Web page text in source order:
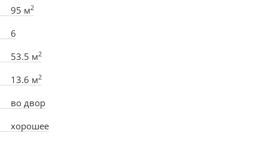
95 м2
6
53.5 м2
13.6 м2
во двор
хорошее